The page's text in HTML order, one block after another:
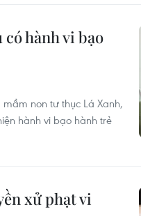
hành vi bạo
non tư thục Lá Xanh,
hành vi bạo hành trẻ
xử phạt vi